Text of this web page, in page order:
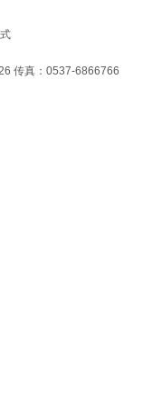
传真：0537-6866766